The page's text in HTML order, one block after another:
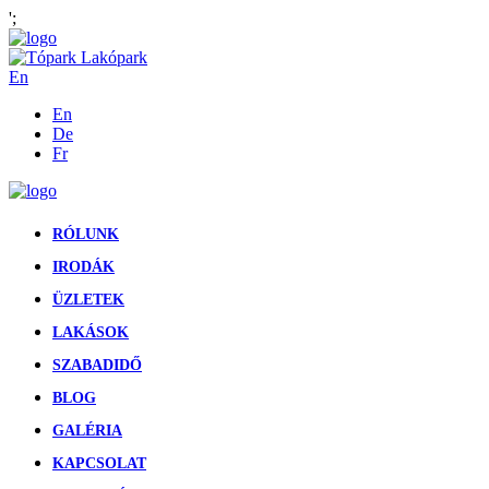
';
En
En
De
Fr
RÓLUNK
IRODÁK
ÜZLETEK
LAKÁSOK
SZABADIDŐ
BLOG
GALÉRIA
KAPCSOLAT